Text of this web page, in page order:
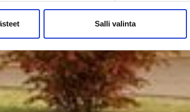
Salli valinta